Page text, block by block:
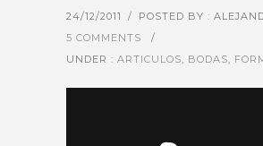
24/12/2011 / POSTED BY :
5 COMMENTS
/
UNDER : ARTICULOS, BODAS,